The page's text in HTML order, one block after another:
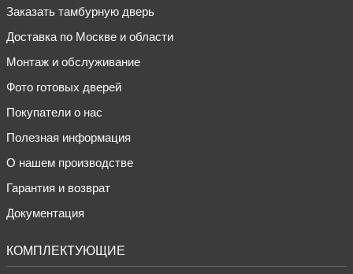
Заказать тамбурную дверь
Доставка по Москве и области
Монтаж и обслуживание
Фото готовых дверей
Покупатели о нас
Полезная информация
О нашем производстве
Гарантия и возврат
Документация
КОМПЛЕКТУЮЩИЕ